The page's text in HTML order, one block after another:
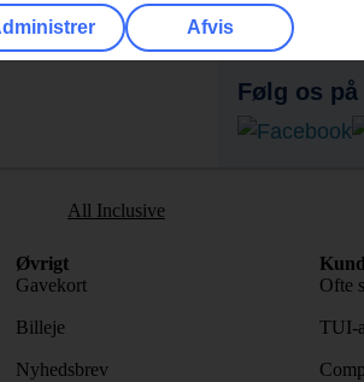
Følg os
All Inclusive
Øvrigt
Gavekort
Billeje
Nyhedsbrev
Ofte
TUI-
Afvis